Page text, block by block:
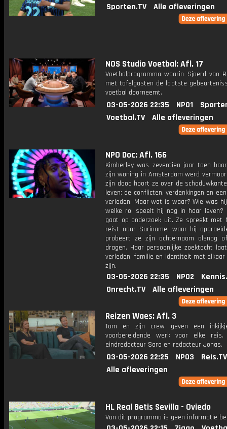
Sporten.TV
Alle afleveringen
NOS Studio Voetbal: Afl. 17
Voetbalprogramma waarin Sjoerd van
met tafelgasten de laatste
voetbal doorneemt.
03-05-2026 22:35 NPO1
Voetbal.TV
Alle afleveringen
NPO Doc: Afl. 166
Kimberley was zeventien jaar toen
zijn woning in Amsterdam werd
zijn dood hoort ze over de
leven: de conflicten, verdenkingen en
verleden. Maar wat is waar? Wie was
welke rol speelt hij nog in haar leven?
gaat op onderzoek uit. Ze spreekt met
reist naar Suriname, waar hij
probeert ze zijn achternaam alsnog
dragen. Haar persoonlijke zoektocht
verleden, familie en identiteit met elkaar
zijn.
03-05-2026 22:35 NPO2
Onrecht.TV
Alle afleveringen
Reizen Waes: Afl. 3
Tom en zijn crew geven een
voorbereidende werk voor elke
eindredacteur Sara en redacteur Jonas.
03-05-2026 22:25 NPO3
Reis.TV
Alle afleveringen
HL Real Betis Sevilla - Oviedo
Van dit programma is geen informatie